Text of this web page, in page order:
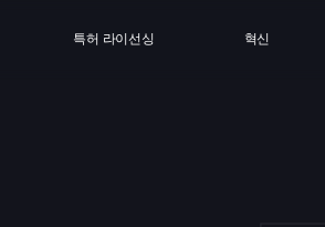
특허 라이선싱 혁신